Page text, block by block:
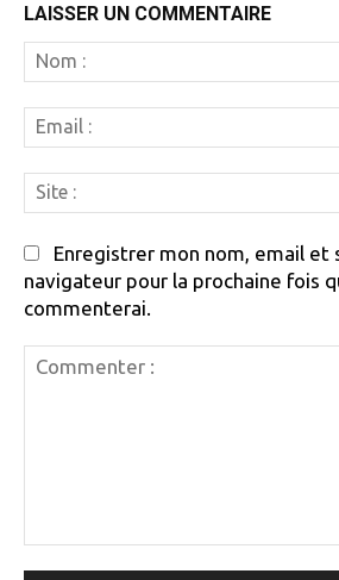
LAISSER UN COMMENTAIRE
Enregistrer mon nom, email et
navigateur pour la prochaine fois
commenterai.